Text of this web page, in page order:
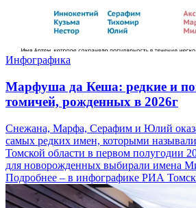
Инфографика
Марфуша да Кеша: редкие и
томичей, рожденных в 2026г
Снежана, Марфа, Серафим и Юлий
самых редких имен, которыми
Томской области в первом полугодии
для новорожденных выбирали имена
Подробнее – в инфографике РИА